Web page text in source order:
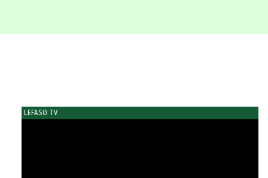
LEFASO TV